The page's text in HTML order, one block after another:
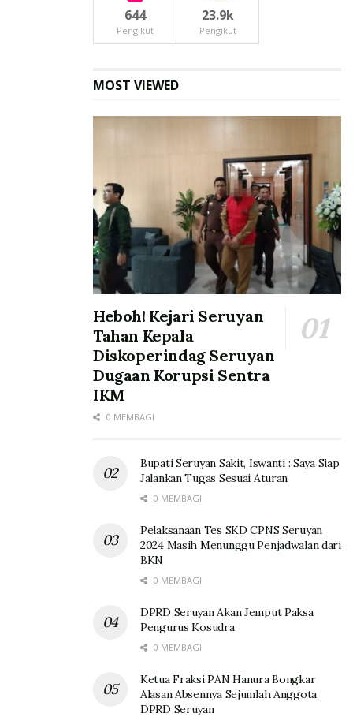
644
Pengikut
23.9k
Pengikut
MOST VIEWED
Heboh! Kejari Seruyan
Tahan Kepala
Diskoperindag Seruyan
Dugaan Korupsi Sentra
IKM
0 MEMBAGI
Bupati Seruyan Sakit, Iswanti : Saya Siap
Jalankan Tugas Sesuai Aturan
0 MEMBAGI
Pelaksanaan Tes SKD CPNS Seruyan
2024 Masih Menunggu Penjadwalan dari
BKN
0 MEMBAGI
DPRD Seruyan Akan Jemput Paksa
Pengurus Kosudra
0 MEMBAGI
Ketua Fraksi PAN Hanura Bongkar
Alasan Absennya Sejumlah Anggota
DPRD Seruyan